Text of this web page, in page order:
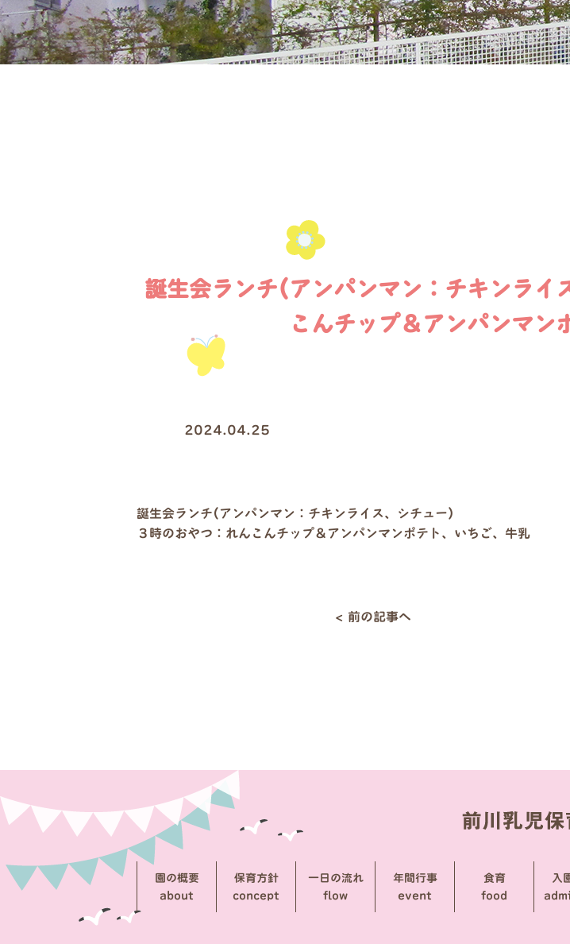
誕生会ランチ(アンパンマン：チキンライ
こんチップ＆アンパンマン
2024.04.25
誕生会ランチ(アンパンマン：チキンライス、シチュー)
３時のおやつ：れんこんチップ＆アンパンマンポテト、いちご、牛乳
ー
シ
ョ
ン
< 前の記事へ
園の概要
about
保育方針
concept
一日の流れ
flow
年間行事
event
食育
food
入